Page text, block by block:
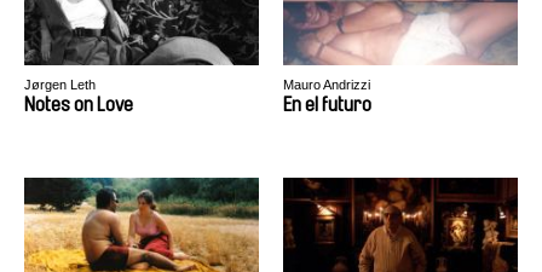
Jørgen Leth
Notes on Love
Mauro Andrizzi
En el futuro